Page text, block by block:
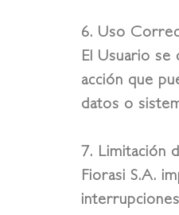
6. Uso
El Usuario
acción que
datos o
7. Limitación
Fiorasi S.A.